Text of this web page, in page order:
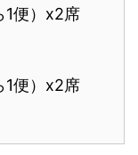
1便）x2席
1便）x2席